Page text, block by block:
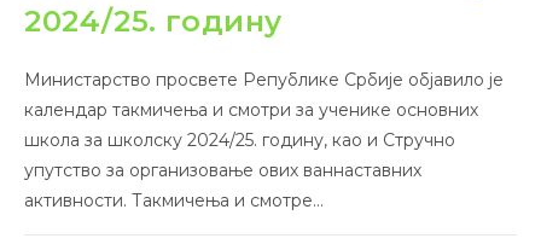
2024/25. годину
Министарство просвете Републике Србије објавило је
календар такмичења и смотри за ученике основних
школа за школску 2024/25. годину, као и Стручно
упутство за организовање ових ваннаставних
активности. Такмичења и смотре…